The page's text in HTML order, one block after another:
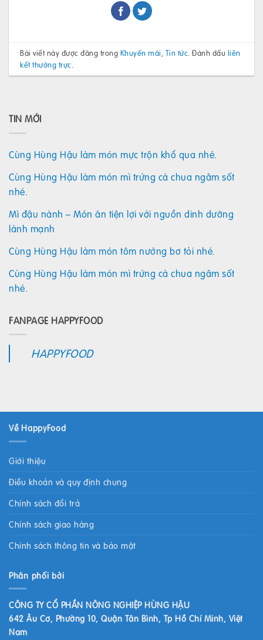
Bài viết này được đăng trong Khuyến mãi Tin tức. Đánh dấu liên
kết thường trực.
TIN MỚI
Cùng Hùng Hậu làm món mực trộn khổ qua nhé.
Cùng Hùng Hậu làm món mì trứng cà chua ngâm sốt
nhé.
Mì đậu nành – Món ăn tiện lợi với nguồn dinh dưỡng
lành mạnh
Cùng Hùng Hậu làm món tôm nướng bơ tỏi nhé.
Cùng Hùng Hậu làm món mì trứng cà chua ngâm sốt
nhé.
FANPAGE HAPPYFOOD
HAPPYFOOD
Về HappyFood
Giới thiệu
Điều khoản và quy định chung
Chính sách đổi trả
Chính sách giao hàng
Chính sách thông tin và bảo mật
Phân phối bởi
CÔNG TY CỔ PHẦN NÔNG NGHIỆP HÙNG HẬU
642 Âu Cơ, Phường 10, Quận Tân Bình, Tp Hồ Chí Minh, Việt
Nam